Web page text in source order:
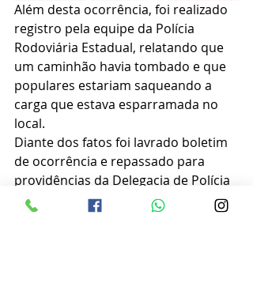
Além desta ocorrência, foi realizado
registro pela equipe da Polícia
Rodoviária Estadual, relatando que
um caminhão havia tombado e que
populares estariam saqueando a
carga que estava esparramada no
local.
Diante dos fatos foi lavrado boletim
de ocorrência e repassado para
providências da Delegacia de Polícia
Civil de Palmeira, sendo realizado as
oitivas pertinentes, definido o